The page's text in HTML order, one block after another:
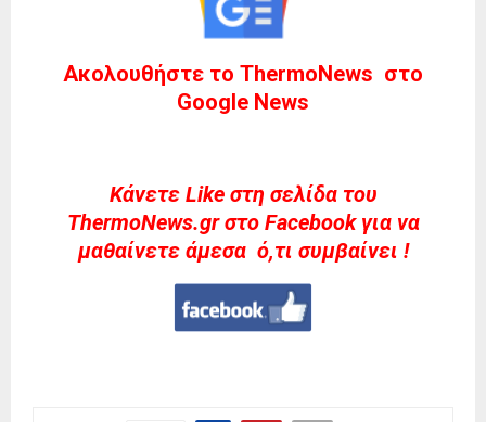
Ακολουθήστε το ThermoNews στο
Google News
Kάνετε Like στη σελίδα του
ThermoNews.gr στο Facebook για να
μαθαίνετε άμεσα ό,τι συμβαίνει !